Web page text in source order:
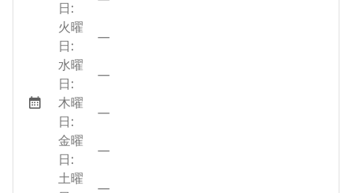
日:
火曜
日:
—
水曜
日:
—
木曜
日:
—
金曜
日:
—
土曜
—